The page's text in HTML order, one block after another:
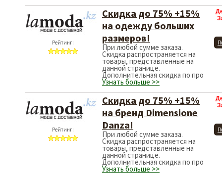
Рейтинг:
Скидка до 75% +15%
на одежду больших
размеров!
При любой сумме заказа.
Скидка распространяется на
товары, представленные на
данной странице.
Дополнительная скидка по про
Узнать больше >>
Рейтинг:
Скидка до 75% +15%
на бренд Dimensione
Danza!
При любой сумме заказа.
Скидка распространяется на
товары, представленные на
данной странице.
Дополнительная скидка по про
Узнать больше >>